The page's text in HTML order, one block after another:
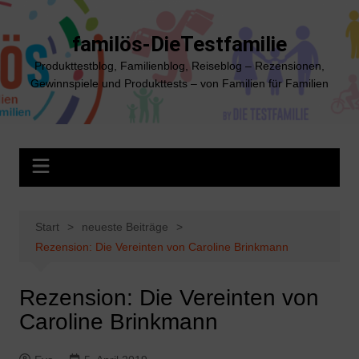
Zum
springen
familös-DieTestfamilie
Produkttestblog, Familienblog, Reiseblog – Rezensionen,
Gewinnspiele und Produkttests – von Familien für Familien
Start
neueste Beiträge
Rezension: Die Vereinten von Caroline Brinkmann
Rezension: Die Vereinten von
Caroline Brinkmann